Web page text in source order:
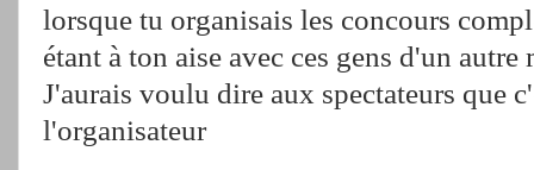
lorsque tu organisais les concours
étant à ton aise avec ces gens d'un autre
J'aurais voulu dire aux spectateurs que
l'organisateur